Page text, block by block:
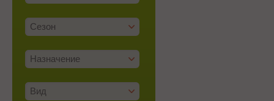
Сезон
Назначение
Вид